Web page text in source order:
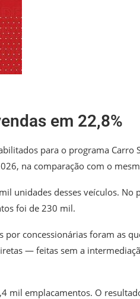
em 22,8%
para o programa Carro
na comparação com o
unidades desses veículos.
foi de 230 mil.
concessionárias foram as
— feitas sem a
mil emplacamentos. O